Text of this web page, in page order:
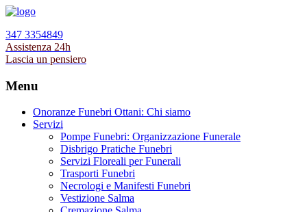
347 3354849
Assistenza 24h
Lascia un pensiero
Menu
Onoranze Funebri Ottani: Chi siamo
Servizi
Pompe Funebri: Organizzazione Funerale
Disbrigo Pratiche Funebri
Servizi Floreali per Funerali
Trasporti Funebri
Necrologi e Manifesti Funebri
Vestizione Salma